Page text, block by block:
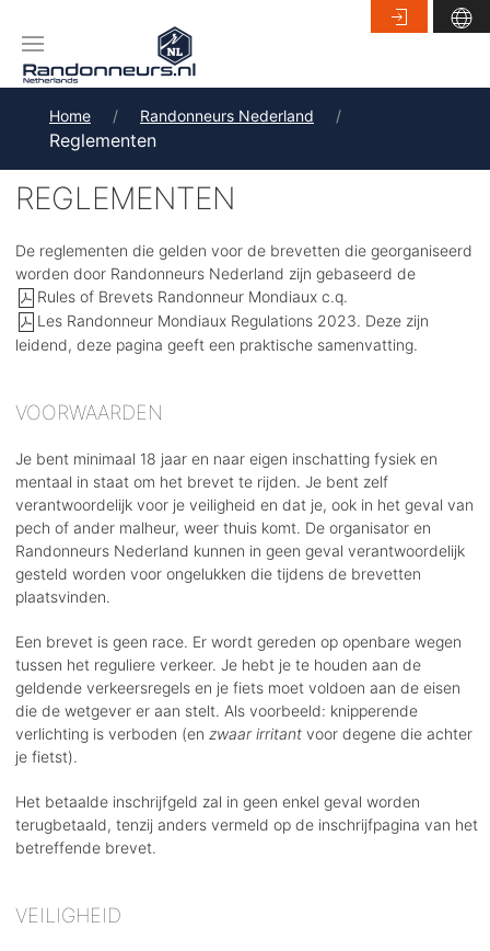
Home Randonneurs Nederland
Reglementen
REGLEMENTEN
De reglementen die gelden voor de brevetten die georganiseerd
worden door Randonneurs Nederland zijn gebaseerd de
Rules of Brevets Randonneur Mondiaux c.q.
Les Randonneur Mondiaux Regulations 2023. Deze zijn
leidend, deze pagina geeft een praktische samenvatting.
VOORWAARDEN
Je bent minimaal 18 jaar en naar eigen inschatting fysiek en
mentaal in staat om het brevet te rijden. Je bent zelf
verantwoordelijk voor je veiligheid en dat je, ook in het geval van
pech of ander malheur, weer thuis komt. De organisator en
Randonneurs Nederland kunnen in geen geval verantwoordelijk
gesteld worden voor ongelukken die tijdens de brevetten
plaatsvinden.
Een brevet is geen race. Er wordt gereden op openbare wegen
tussen het reguliere verkeer. Je hebt je te houden aan de
geldende verkeersregels en je fiets moet voldoen aan de eisen
die de wetgever er aan stelt. Als voorbeeld: knipperende
verlichting is verboden (en zwaar irritant voor degene die achter
je fietst).
Het betaalde inschrijfgeld zal in geen enkel geval worden
terugbetaald, tenzij anders vermeld op de inschrijfpagina van het
betreffende brevet.
VEILIGHEID